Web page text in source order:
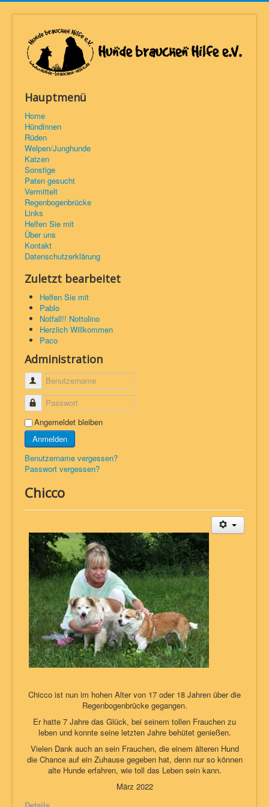
Hauptmenü
Home
Hündinnen
Rüden
Welpen/Junghunde
Katzen
Sonstige
Paten gesucht
Vermittelt
Regenbogenbrücke
Links
Helfen Sie mit
Über uns
Kontakt
Datenschutzerklärung
Zuletzt bearbeitet
Helfen Sie mit
Pablo
Notfall!! Nottolino
Herzlich Willkommen
Paco
Administration
Benutzername
Passwort
Angemeldet bleiben
Anmelden
Benutzername vergessen?
Passwort vergessen?
Chicco
Chicco ist nun im hohen Alter von 17 oder 18 Jahren über die
Regenbogenbrücke gegangen.
Er hatte 7 Jahre das Glück, bei seinem tollen Frauchen zu
leben und konnte seine letzten Jahre behütet genießen.
Vielen Dank auch an sein Frauchen, die einem älteren Hund
die Chance auf ein Zuhause gegeben hat, denn nur so können
alte Hunde erfahren, wie toll das Leben sein kann.
März 2022